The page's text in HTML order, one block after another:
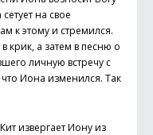
на свое
к этому и стремился.
крик, а затем в песню о
личную встречу с
Иона изменился. Так
извергает Иону из